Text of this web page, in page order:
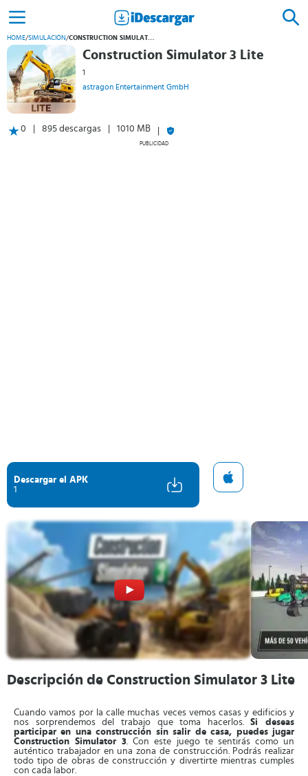
HOME/SIMULACIÓN/ CONSTRUCTION SIMULATOR 3 LITE
Construction Simulator 3 Lite
1
astragon Entertainment GmbH
0 895 descargas 1010 MB
PUBLICIDAD
Descargar el APK
1
Descripción de Construction Simulator 3 Lite
Cuando vamos por la calle muchas veces vemos casas y edificios y
nos sorprendemos del trabajo que toma hacerlos.Si deseas
participar en una construcción sin salir de casa, puedes jugar
Construction Simulator 3. Con este juego te sentirás como un
auténtico trabajador en una zona de construcción. Podrás realizar
todo tipo de obras de construcción y divertirte mientras cumples
con cada labor.